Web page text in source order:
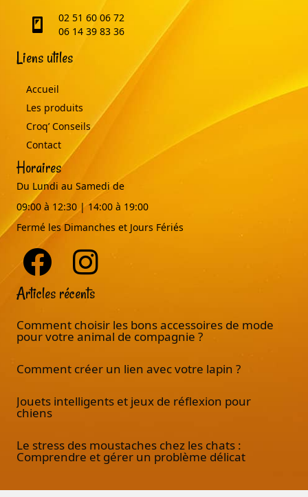
telephone02 51 60 06 72
06 14 39 83 36
Liens utiles
Accueil
Les produits
Croq’ Conseils
Contact
Horaires
Du Lundi au Samedi de
09:00 à 12:30 | 14:00 à 19:00
Fermé les Dimanches et Jours Fériés
Articles récents
Comment choisir les bons accessoires de mode
pour votre animal de compagnie ?
Comment créer un lien avec votre lapin ?
Jouets intelligents et jeux de réflexion pour
chiens
Le stress des moustaches chez les chats :
Comprendre et gérer un problème délicat